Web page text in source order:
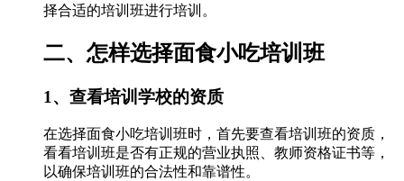
择合适的培训班进行培训。
二、怎样选择面食小吃培训班
1、查看培训学校的资质
在选择面食小吃培训班时，首先要查看培训班的资质，
看看培训班是否有正规的营业执照、教师资格证书等，
以确保培训班的合法性和靠谱性。